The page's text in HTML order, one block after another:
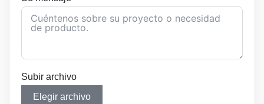
Subir archivo
Elegir archivo